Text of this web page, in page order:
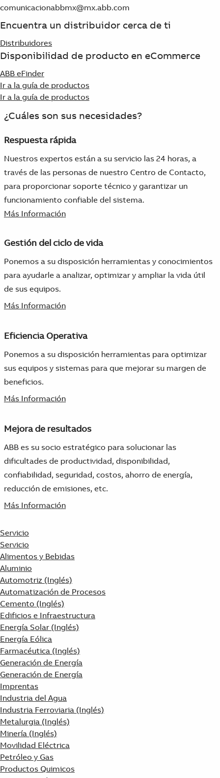
comunicacionabbmx@mx.abb.com
Encuentra un distribuidor cerca de ti
Distribuidores
Disponibilidad de producto en eCommerce
ABB eFinder
Ir a la guía de productos
Ir a la guía de productos
¿Cuáles son sus necesidades?
Respuesta rápida
Nuestros expertos están a su servicio las 24 horas, a
través de las personas de nuestro Centro de Contacto,
para proporcionar soporte técnico y garantizar un
funcionamiento confiable del sistema.
Más Información
Gestión del ciclo de vida
Ponemos a su disposición herramientas y conocimientos
para ayudarle a analizar, optimizar y ampliar la vida útil
de sus equipos.
Más Información
Eficiencia Operativa
Ponemos a su disposición herramientas para optimizar
sus equipos y sistemas para que mejorar su margen de
beneficios.
Más Información
Mejora de resultados
ABB es su socio estratégico para solucionar las
dificultades de productividad, disponibilidad,
confiabilidad, seguridad, costos, ahorro de energía,
reducción de emisiones, etc.
Más Información
Servicio
Servicio
Alimentos y Bebidas
Aluminio
Automotriz (Inglés)
Automatización de Procesos
Cemento (Inglés)
Edificios e Infraestructura
Energía Solar (Inglés)
Energía Eólica
Farmacéutica (Inglés)
Generación de Energía
Generación de Energía
Imprentas
Industria del Agua
Industria Ferroviaria (Inglés)
Metalurgia (Inglés)
Minería (Inglés)
Movilidad Eléctrica
Petróleo y Gas
Productos Quimicos